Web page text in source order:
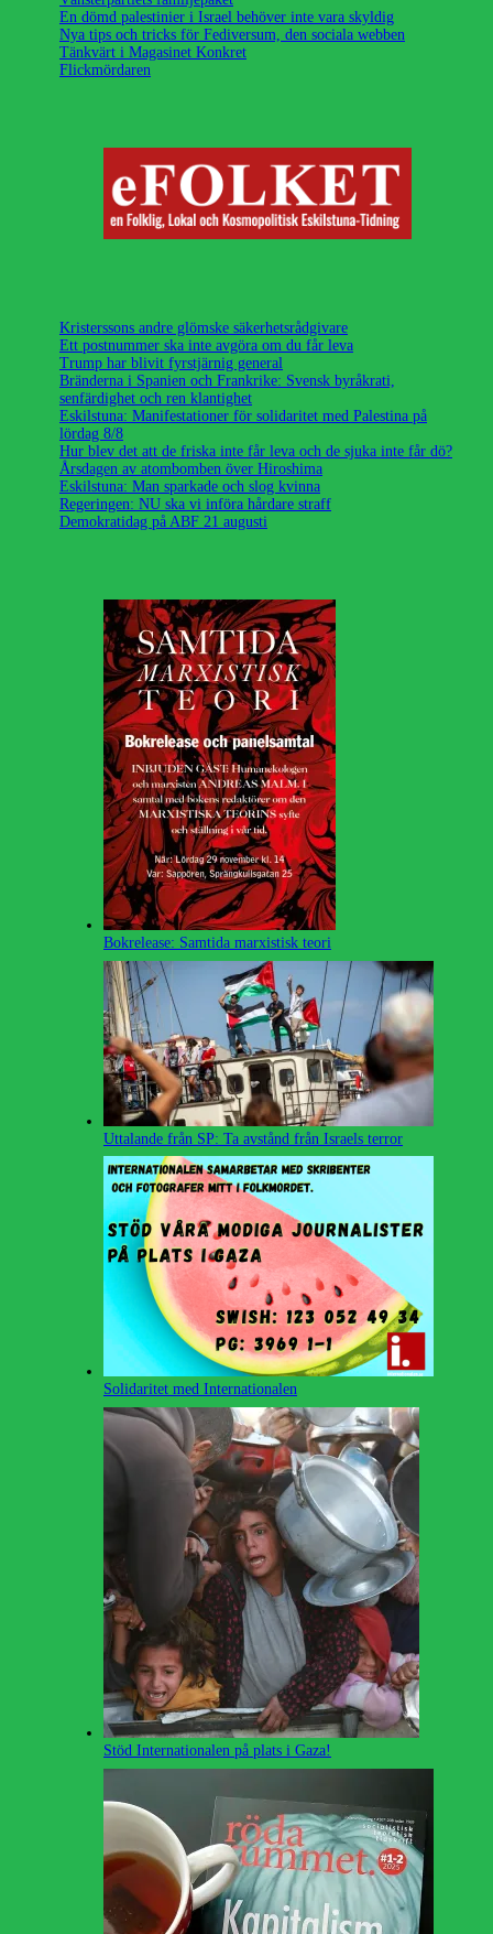
En dömd palestinier i Israel behöver inte vara skyldig
Nya tips och tricks för Fediversum, den sociala webben
Tänkvärt i Magasinet Konkret
Flickmördaren
Kristerssons andre glömske säkerhetsrådgivare
Ett postnummer ska inte avgöra om du får leva
Trump har blivit fyrstjärnig general
Bränderna i Spanien och Frankrike: Svensk byråkrati,
senfärdighet och ren klantighet
Eskilstuna: Manifestationer för solidaritet med Palestina på
lördag 8/8
Hur blev det att de friska inte får leva och de sjuka inte får dö?
Årsdagen av atombomben över Hiroshima
Eskilstuna: Man sparkade och slog kvinna
Regeringen: NU ska vi införa hårdare straff
Demokratidag på ABF 21 augusti
Bokrelease: Samtida marxistisk teori
Uttalande från SP: Ta avstånd från Israels terror
Solidaritet med Internationalen
Stöd Internationalen på plats i Gaza!